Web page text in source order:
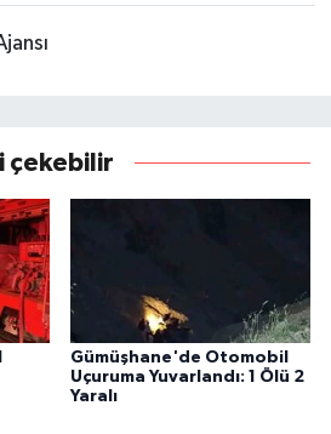
çekebilir
Gümüşhane'de Otomobil
Uçuruma Yuvarlandı: 1 Ölü 2
Yaralı